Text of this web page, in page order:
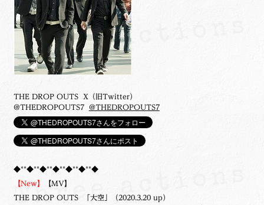
THE DROP OUTS X（旧Twitter）
@THEDROPOUTS7 @THEDROPOUTS7
◆**◆**◆**◆**◆**◆**◆
【New】 【MV】
THE DROP OUTS 「大空」（2020.3.20 up）